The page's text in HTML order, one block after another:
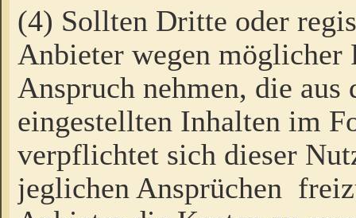
(4) Sollten Dritte oder
Anbieter wegen möglicher
Anspruch nehmen, die
eingestellten Inhalten im
verpflichtet sich dieser
jeglichen Ansprüchen